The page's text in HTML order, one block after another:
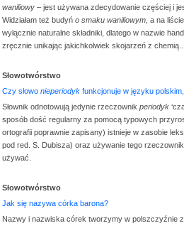
waniliowy – jest używana zdecydowanie częściej i
Widziałam też budyń o smaku waniliowym , a na
wyłącznie naturalne składniki, dlatego w nazwie
zręcznie unikając jakichkolwiek skojarzeń z chemią...
Słowotwórstwo
Czy słowo nieperiodyk funkcjonuje w języku
Słownik odnotowują jedynie rzeczownik periodyk
sposób dość regularny za pomocą typowych
ortografii poprawnie zapisany) istnieje w zasobie
pod red. S. Dubisza) oraz używanie tego
używać.
Słowotwórstwo
Jak się nazywa córka barona?
Nazwy i nazwiska córek tworzymy w polszczyźnie